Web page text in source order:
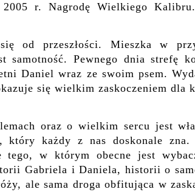
r. Nagrodę Wielkiego
od przeszłości. Mieszka w
samotność. Pewnego dnia strefę
Daniel wraz ze swoim psem.
się wielkim zaskoczeniem dla
oraz o wielkim sercu jest
który każdy z nas doskonale zna.
tego, w którym obecne jest
Gabriela i Daniela, historii o
ale sama droga obfitująca w